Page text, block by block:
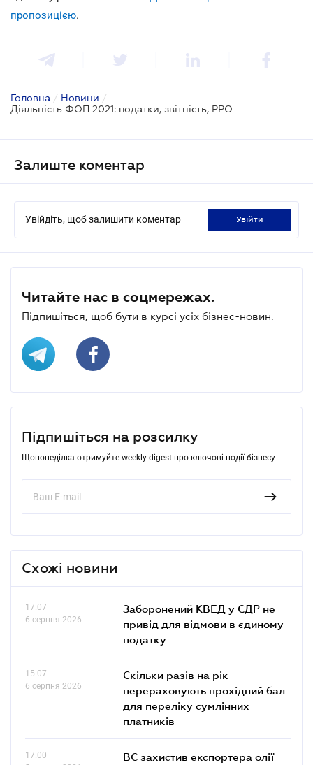
пропозицією.
Головна / Новини /
Діяльність ФОП 2021: податки, звітність, РРО
Залиште коментар
Увійдіть, щоб залишити коментар увійти
Читайте нас в соцмережах.
Підпишіться, щоб бути в курсі усіх бізнес-новин.
Підпишіться на розсилку
Щопонеділка отримуйте weekly-digest про ключові події бізнесу
Схожі новини
17.07
6 серпня 2026
Заборонений КВЕД у ЄДР не
привід для відмови в єдиному
податку
15.07
6 серпня 2026
Скільки разів на рік
перераховують прохідний бал
для переліку сумлінних
платників
17.00
ВС захистив експортера олії